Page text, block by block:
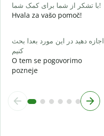
با تشکر از شما برای کمک شما!
Hvala za vašo pomoč!
اجازه دهید در این مورد بعدا بحث
کنیم
O tem se pogovorimo
pozneje